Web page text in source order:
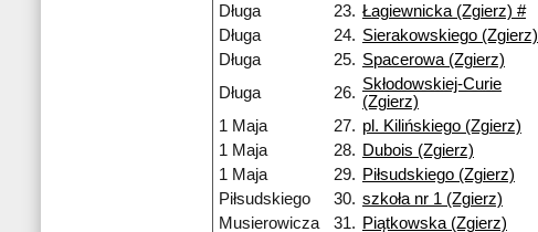
Długa
23. Łagiewnicka (Zgierz) #
Długa
24. Sierakowskiego (Zgierz)
Długa
25. Spacerowa (Zgierz)
Długa
26. Skłodowskiej-Curie
(Zgierz)
1 Maja
27. pl. Kilińskiego (Zgierz)
1 Maja
28. Dubois (Zgierz)
1 Maja
29. Piłsudskiego (Zgierz)
Piłsudskiego
30. szkoła nr 1 (Zgierz)
Musierowicza
31. Piątkowska (Zgierz)